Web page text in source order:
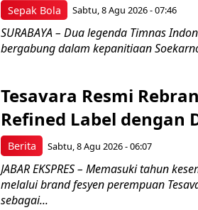
Sepak Bola Sabtu, 8 Agu 2026 - 07:46
SURABAYA – Dua legenda Timnas
bergabung dalam kepanitiaan
Berita
Tesavara Resmi
Refined Label dengan
Sabtu, 8 Agu 2026 - 06:07
JABAR EKSPRES – Memasuki tahun
melalui brand fesyen perempuan
sebagai...